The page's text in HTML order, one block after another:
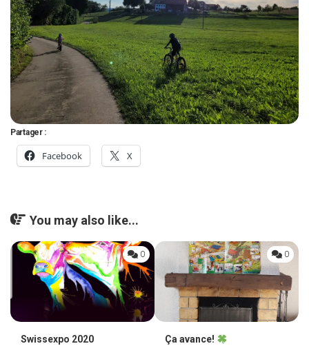
Partager :
Facebook X
You may also like...
0
Swissexpo 2020
0
Ça avance!